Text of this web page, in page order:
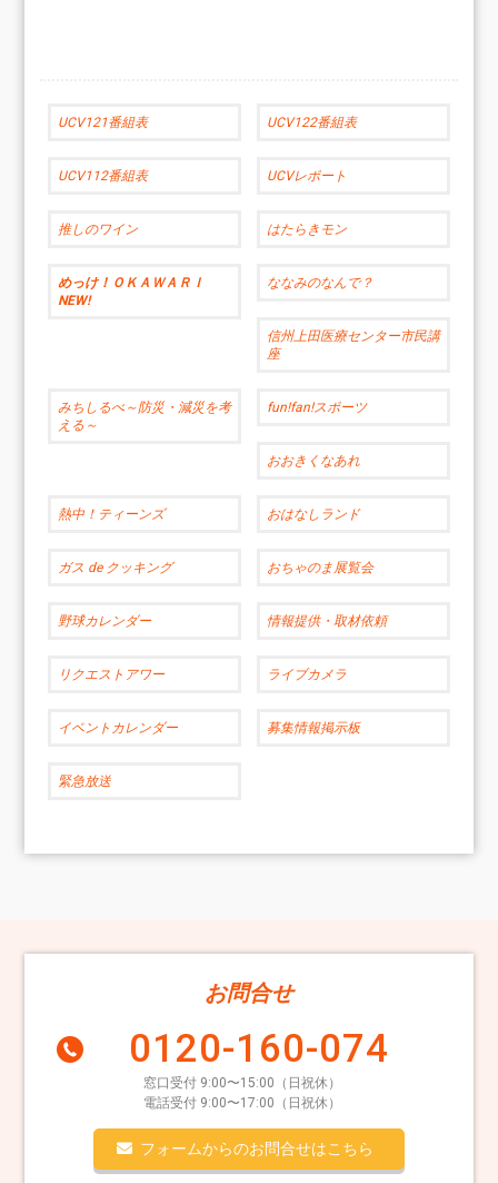
UCV121番組表 UCV122番組表
UCV112番組表 UCVレポート
推しのワイン はたらきモン
めっけ！ＯＫＡＷＡＲＩ
NEW!
ななみのなんで？
信州上田医療センター市民講
座
みちしるべ～防災・減災を考
える～
fun!fan!スポーツ
おおきくなあれ
熱中！ティーンズ おはなしランド
ガス de クッキング おちゃのま展覧会
野球カレンダー 情報提供・取材依頼
リクエストアワー ライブカメラ
イベントカレンダー 募集情報掲示板
緊急放送
お問合せ
0120-160-074
窓口受付 9:00〜15:00（日祝休）
電話受付 9:00〜17:00（日祝休）
フォームからのお問合せはこちら